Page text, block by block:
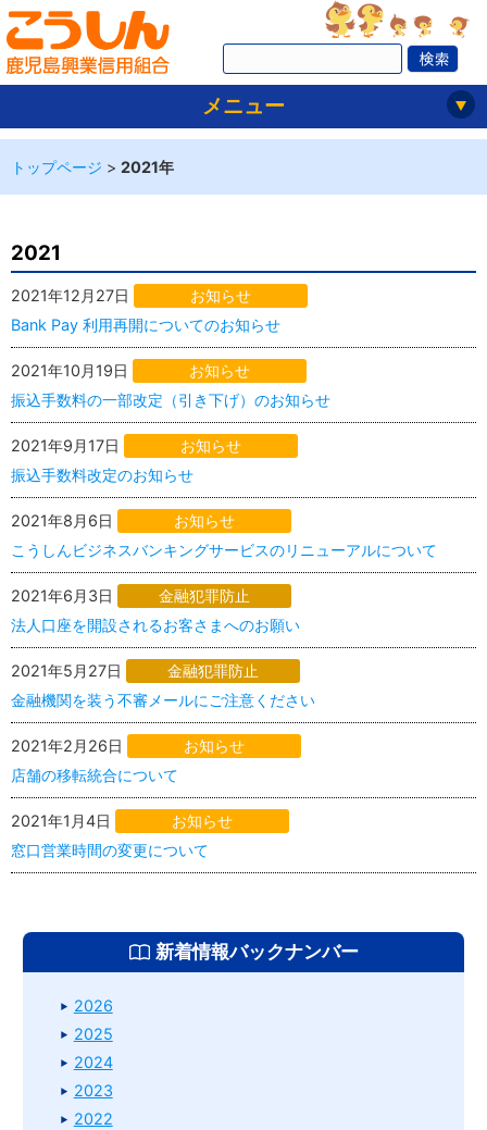
メニュー
トップページ > 2021年
2021
2021年12月27日 お知らせ
Bank Pay 利用再開についてのお知らせ
2021年10月19日 お知らせ
振込手数料の一部改定（引き下げ）のお知らせ
2021年9月17日 お知らせ
振込手数料改定のお知らせ
2021年8月6日 お知らせ
こうしんビジネスバンキングサービスのリニューアルについて
2021年6月3日 金融犯罪防止
法人口座を開設されるお客さまへのお願い
2021年5月27日 金融犯罪防止
金融機関を装う不審メールにご注意ください
2021年2月26日 お知らせ
店舗の移転統合について
2021年1月4日 お知らせ
窓口営業時間の変更について
新着情報バックナンバー
2026
2025
2024
2023
2022